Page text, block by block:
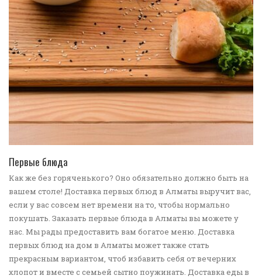
Первые блюда
Как же без горяченького? Оно обязательно должно быть на
вашем столе! Доставка первых блюд в Алматы выручит вас,
если у вас совсем нет времени на то, чтобы нормально
покушать. Заказать первые блюда в Алматы вы можете у
нас. Мы рады предоставить вам богатое меню. Доставка
первых блюд на дом в Алматы может также стать
прекрасным вариантом, чтоб избавить себя от вечерних
хлопот и вместе с семьей сытно поужинать. Доставка еды в